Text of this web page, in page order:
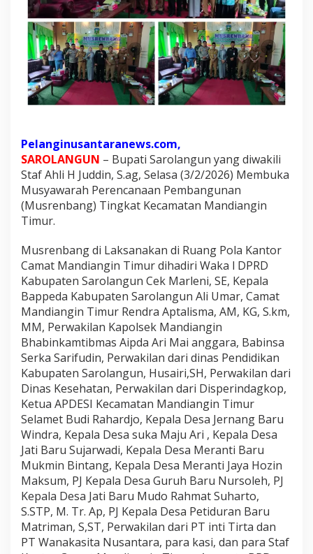
u
r
s
e
b
a
n
k
5
2
u
l
a
n
P
r
i
o
r
i
t
a
s
y
a
n
g
d
i
Pelanginusantaranews.com,
SAROLANGUN – Bupati Sarolangun yang diwakili
Staf Ahli H Juddin, S.ag, Selasa (3/2/2026) Membuka
Musyawarah Perencanaan Pembangunan
(Musrenbang) Tingkat Kecamatan Mandiangin
Timur.
Musrenbang di Laksanakan di Ruang Pola Kantor
Camat Mandiangin Timur dihadiri Waka l DPRD
Kabupaten Sarolangun Cek Marleni, SE, Kepala
Bappeda Kabupaten Sarolangun Ali Umar, Camat
Mandiangin Timur Rendra Aptalisma, AM, KG, S.km,
MM, Perwakilan Kapolsek Mandiangin
Bhabinkamtibmas Aipda Ari Mai anggara, Babinsa
Serka Sarifudin, Perwakilan dari dinas Pendidikan
Kabupaten Sarolangun, Husairi,SH, Perwakilan dari
Dinas Kesehatan, Perwakilan dari Disperindagkop,
Ketua APDESI Kecamatan Mandiangin Timur
Selamet Budi Rahardjo, Kepala Desa Jernang Baru
Windra, Kepala Desa suka Maju Ari , Kepala Desa
Jati Baru Sujarwadi, Kepala Desa Meranti Baru
Mukmin Bintang, Kepala Desa Meranti Jaya Hozin
Maksum, PJ Kepala Desa Guruh Baru Nursoleh, PJ
Kepala Desa Jati Baru Mudo Rahmat Suharto,
S.STP, M. Tr. Ap, PJ Kepala Desa Petiduran Baru
Matriman, S,ST, Perwakilan dari PT inti Tirta dan
PT Wanakasita Nusantara, para kasi, dan para Staf